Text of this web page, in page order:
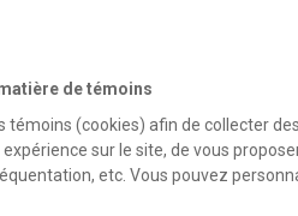
de témoins
témoins (cookies) afin de collecter
sur le site, de vous
etc. Vous pouvez